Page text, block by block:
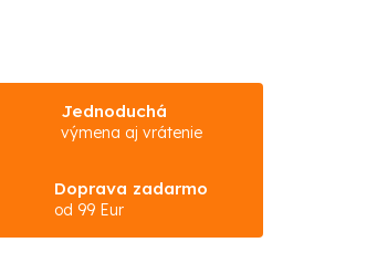
Jednoduchá
výmena aj vrátenie
Doprava zadarmo
od 99 Eur